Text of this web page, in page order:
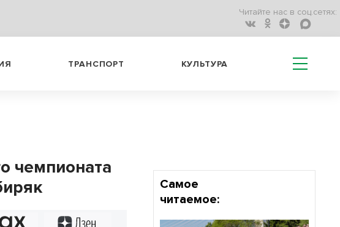
Читайте нас в соц.сетях:
ТРАНСПОРТ КУЛЬТУРА
чемпионата
Самое
читаемое: